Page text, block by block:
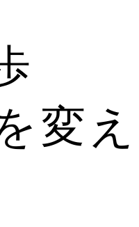
変